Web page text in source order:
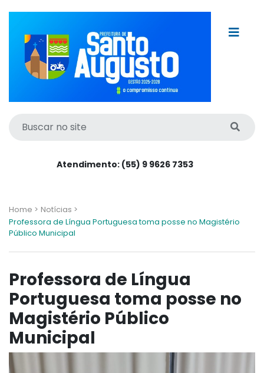
Atendimento: (55) 9 9626 7353
Home > Notícias >
Professora de Língua Portuguesa toma posse no Magistério
Público Municipal
Professora de Língua
Portuguesa toma posse no
Magistério Público
Municipal